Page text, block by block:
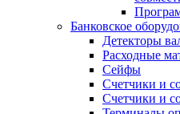
Банковское
Детекторы
Расходные
Сейфы
Счетчики и
Счетчики и